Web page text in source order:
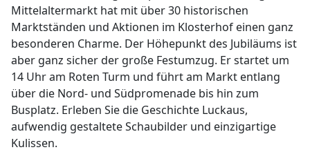
Mittelaltermarkt hat mit über 30 historischen
Marktständen und Aktionen im Klosterhof einen ganz
besonderen Charme. Der Höhepunkt des Jubiläums ist
aber ganz sicher der große Festumzug. Er startet um
14 Uhr am Roten Turm und führt am Markt entlang
über die Nord- und Südpromenade bis hin zum
Busplatz. Erleben Sie die Geschichte Luckaus,
aufwendig gestaltete Schaubilder und einzigartige
Kulissen.